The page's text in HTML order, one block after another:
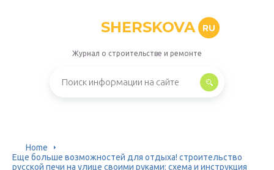
SHERSKOVA RU
Журнал о строительстве и ремонте
Home
Еще больше возможностей для отдыха! строительство
русской печи на улице своими руками: схема и инструкция